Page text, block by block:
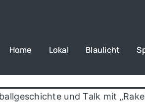
Home Lokal Blaulicht
und Talk mit